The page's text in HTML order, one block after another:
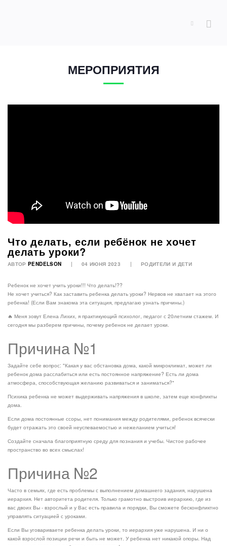
МЕРОПРИЯТИЯ
Что делать, если ребёнок не хочет
делать уроки?
АВТОРPENDELSON 04 ИЮНЯ 2023 РОДИТЕЛИ И ДЕТИ
Ребенок не хочет учить уроки!!! Что делать!??
Не хочет учиться? Как заставить ребенка делать уроки? Нервов не хватает на этого
ребенка! (Если Вам знакома эта ситуация, предлагаю узнать причины.)
🔥 Меня зовут Елена Лихих, я практикующий психолог, педагог с 20летним стажем. И
сегодня мы разберем причины, почему ребенок не делает уроки.
Причина №1
Задайте себе вопрос: "Какая у вас обстановка дома, какой микроклимат, может ли
ребенок дома расслабиться или есть постоянное напряжение? Есть ли дома
атмосфера, способствующая желанию развиваться и заниматься?"
Психика ребенка не может выдерживать напряжения в школе, затем еще конфликты
дома.
Если дома постоянные ссоры, нет понимания между родителями, ребенок всячески
будет отражать это своей неуспеваемостью и нежеланием учиться!
Создайте сначала благоприятную среду для познания и учебы. Чистое рабочее
пространство во всех смыслах!
Причина №2
Часто в семьях, где есть проблемы с выполнением домашнего задания, нарушена
иерархия. Нет авторитета родителя. Только грамотно выстроив иерархию, где из
вас двоих Вы - взрослый и у Вас есть правила и порядки, Вы сможете бесконфликтно
управлять ситуацией с уроками.
Если Вы уговариваете ребенка делать уроки, то иерархия уже нарушена. И ни о
какой взрослой позиции речи и быть не может. У ребенка нет никакой опоры. Над